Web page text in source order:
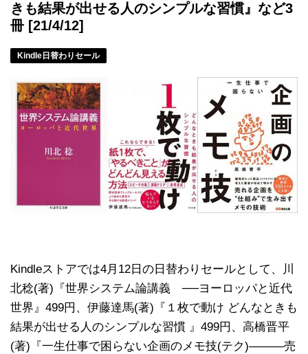
きも結果が出せる人のシンプルな習慣』など3
冊 [21/4/12]
Kindle日替わりセール
Kindleストアでは4月12日の日替わりセールとして、川
北稔(著)『世界システム論講義 ──ヨーロッパと近代
世界』499円、伊藤達馬(著)『１枚で動け どんなときも
結果が出せる人のシンプルな習慣 』499円、高橋晋平
(著)『一生仕事で困らない企画のメモ技(テク)―――売